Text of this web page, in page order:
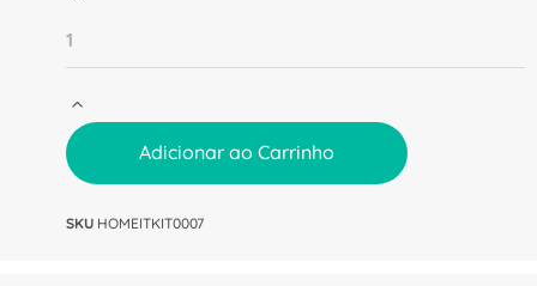
Adicionar ao Carrinho
SKU HOMEITKIT0007